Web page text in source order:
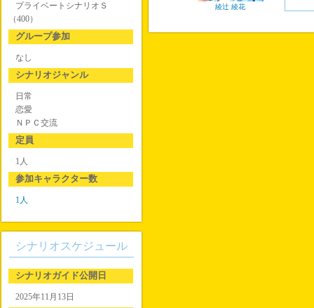
綾辻 綾花
プライベートシナリオＳ
（400）
グループ参加
なし
シナリオジャンル
日常
恋愛
ＮＰＣ交流
定員
1人
参加キャラクター数
1人
シナリオスケジュール
シナリオガイド公開日
2025年11月13日